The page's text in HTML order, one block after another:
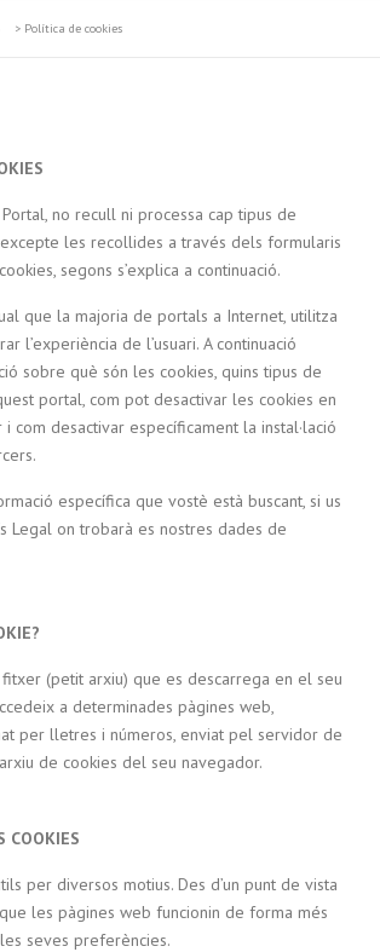
> Política de cookies
Portal, no recull ni processa cap tipus de
les recollides a través dels formularis
segons s’explica a continuació.
que la majoria de portals a Internet, utilitza
l’experiència de l’usuari. A continuació
sobre què són les cookies, quins tipus de
portal, com pot desactivar les cookies en
com desactivar específicament la instal·lació
específica que vostè està buscant, si us
Legal on trobarà es nostres dades de
(petit arxiu) que es descarrega en el seu
a determinades pàgines web,
per lletres i números, enviat pel servidor de
de cookies del seu navegador.
COOKIES
per diversos motius. Des d’un punt de vista
les pàgines web funcionin de forma més
seves preferències.